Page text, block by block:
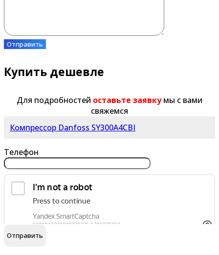
Отправить
Купить дешевле
Для подробностей оставьте заявкумы с вами
свяжемся
Компрессор Danfoss SY300A4CBI
Телефон
Я согласен наобработку персональных данных